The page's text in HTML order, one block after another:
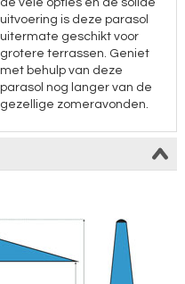
de vele opties en de solide
uitvoering is deze parasol
uitermate geschikt voor
grotere terrassen. Geniet
met behulp van deze
parasol nog langer van de
gezellige zomeravonden.